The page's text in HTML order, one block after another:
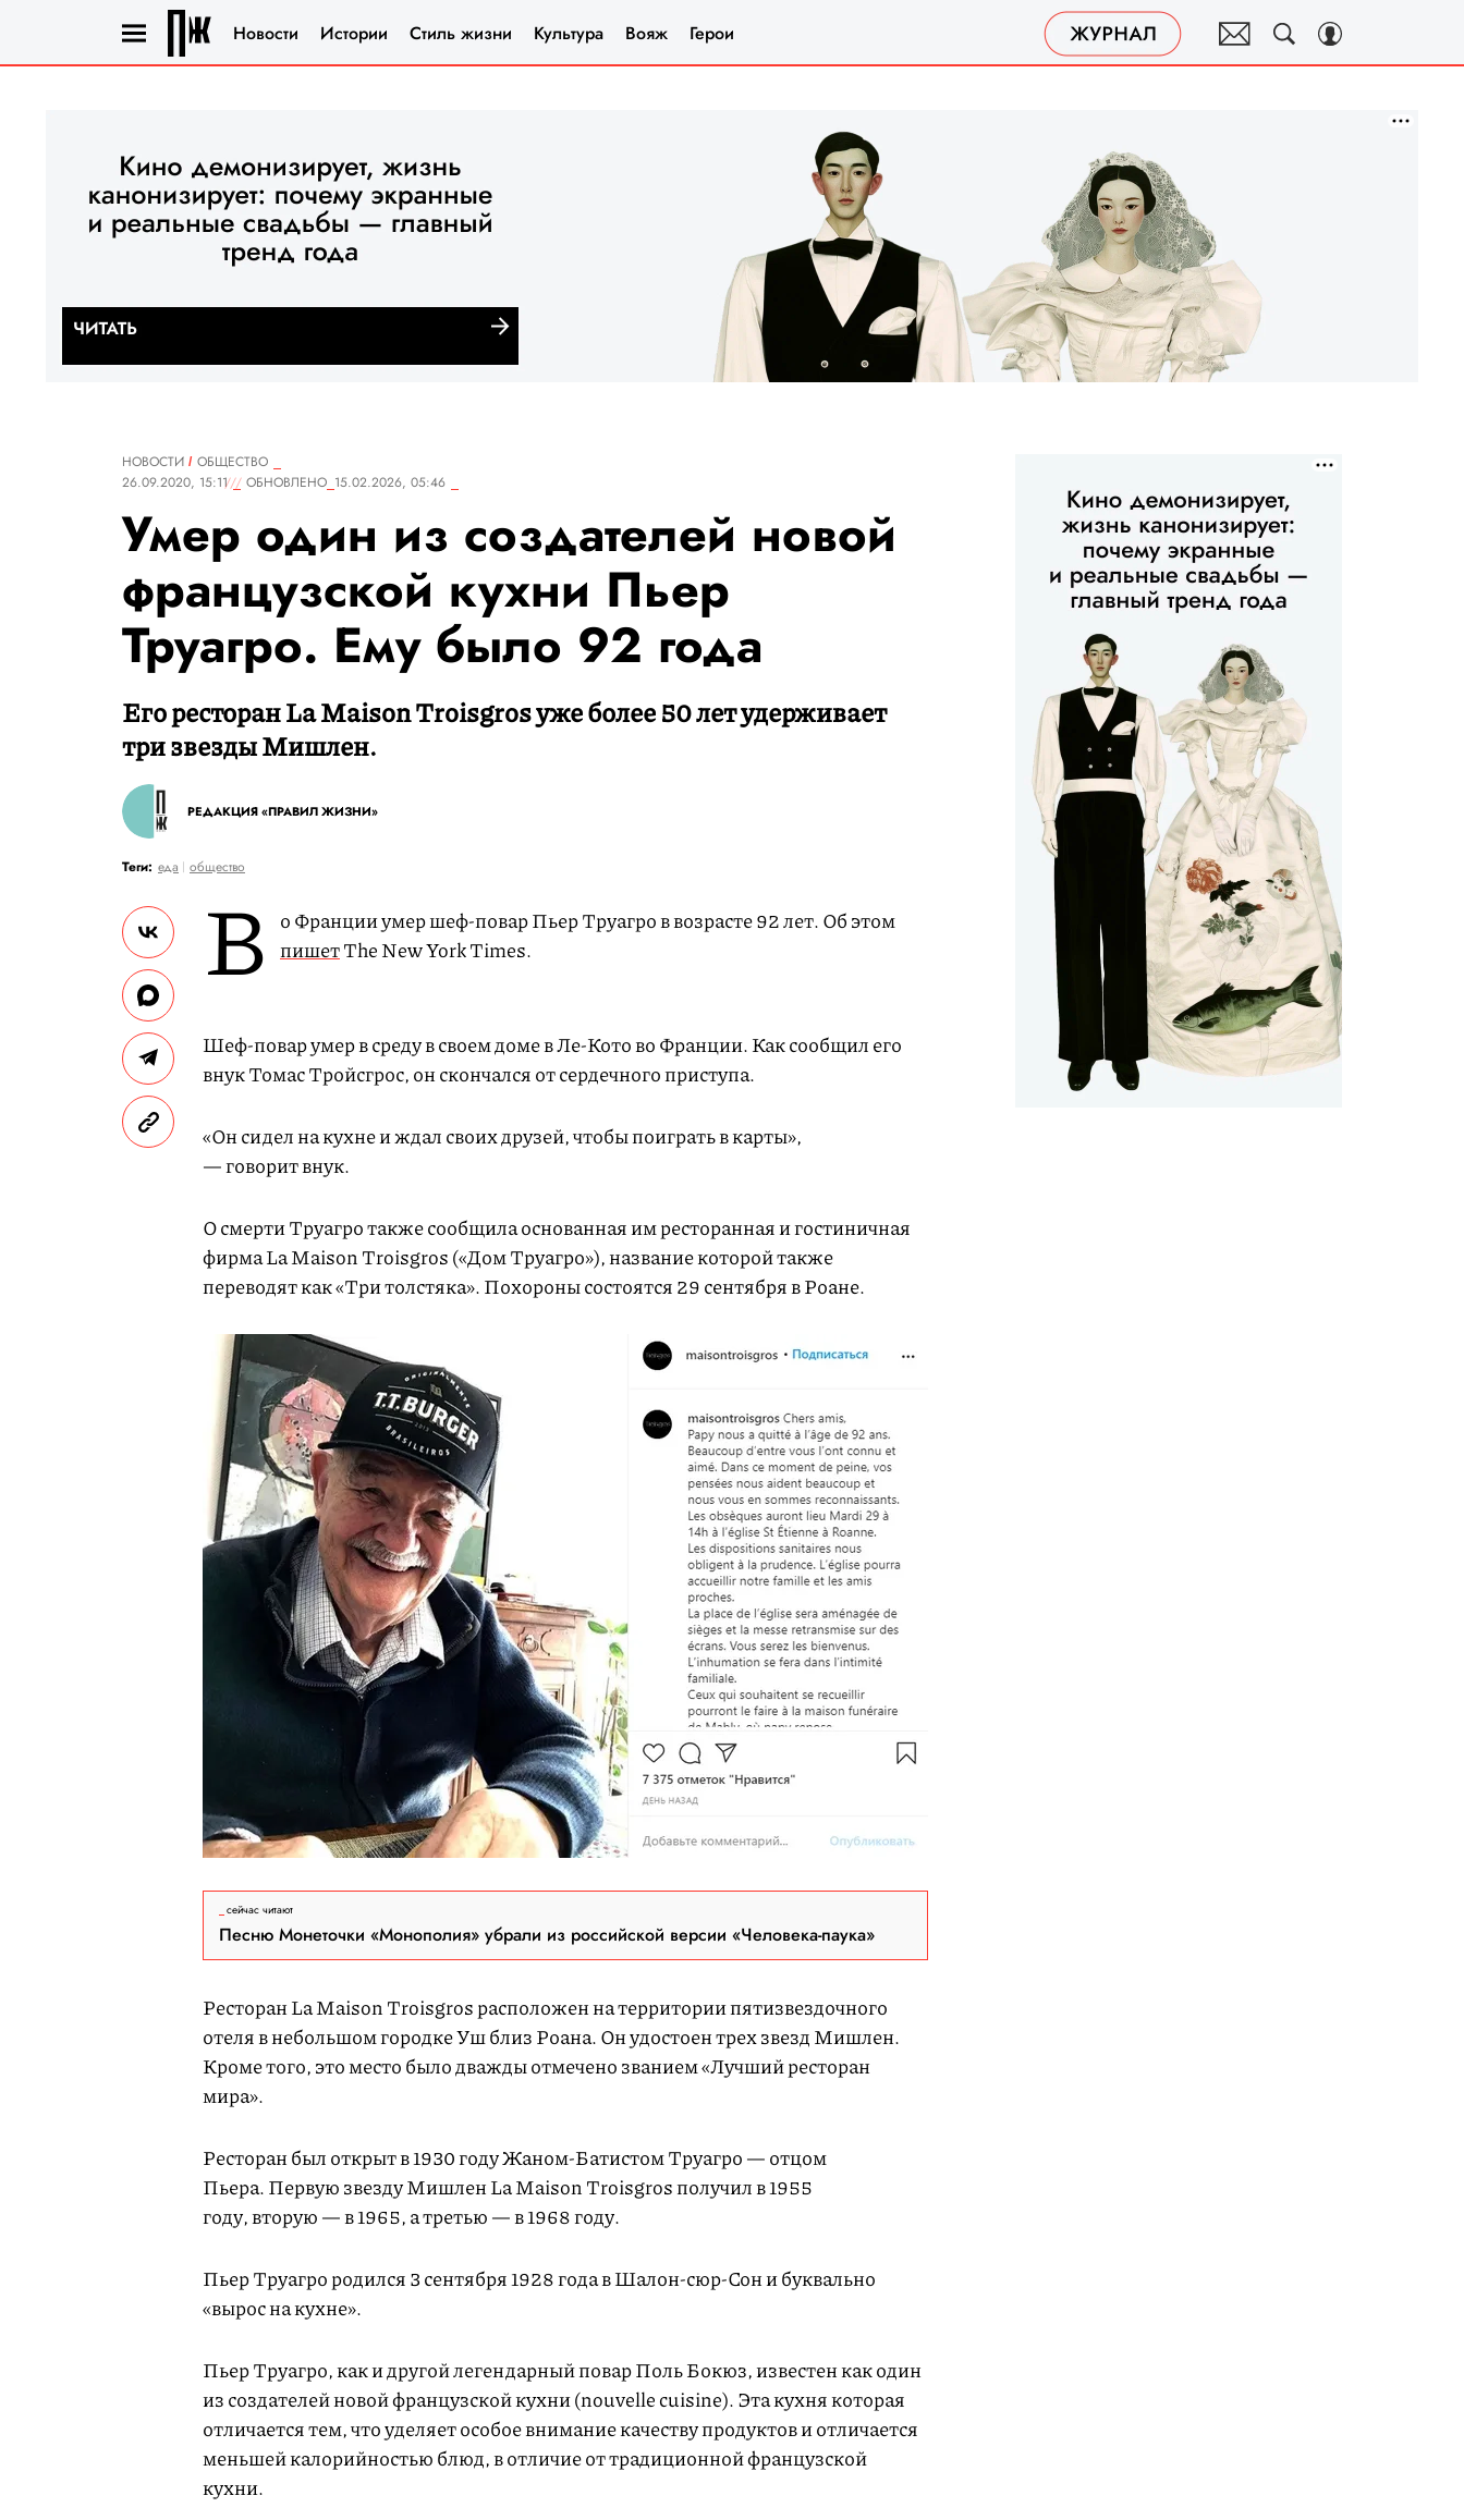
Новости Истории Стиль жизни Культура Вояж Герои
НОВОСТИ
ОБЩЕСТВО
26.09.2020, 15:11
ОБНОВЛЕНО 15.02.2026, 05:46
Умер один из создателей новой
французской кухни Пьер
Труагро. Ему было 92 года
Его ресторан La Maison Troisgros уже более 50 лет удерживает
три звезды Мишлен.
РЕДАКЦИЯ «ПРАВИЛ ЖИЗНИ»
Теги: еда общество
В
о Франции умер шеф-повар Пьер Труагро в возрасте 92 лет. Об этом
пишетThe New York Times.
Шеф-повар умер в среду в своем доме в Ле-Кото во Франции. Как сообщил его
внук Томас Тройсгрос, он скончался от сердечного приступа.
«Он сидел на кухне и ждал своих друзей, чтобы поиграть в карты»,
— говорит внук.
О смерти Труагро также сообщила основанная им ресторанная и гостиничная
фирма La Maison Troisgros («Дом Труагро»), название которой также
переводят как «Три толстяка». Похороны состоятся 29 сентября в Роане.
сейчас читают
Песню Монеточки «Монополия» убрали из российской версии «Человека-паука»
Ресторан La Maison Troisgros расположен на территории пятизвездочного
отеля в небольшом городке Уш близ Роана. Он удостоен трех звезд Мишлен.
Кроме того, это место было дважды отмечено званием «Лучший ресторан
мира».
Ресторан был открыт в 1930 году Жаном-Батистом Труагро — отцом
Пьера. Первую звезду Мишлен La Maison Troisgros получил в 1955
году, вторую — в 1965, а третью — в 1968 году.
Пьер Труагро родился 3 сентября 1928 года в Шалон-сюр-Сон и буквально
«вырос на кухне».
Пьер Труагро, как и другой легендарный повар Поль Бокюз, известен как один
из создателей новой французской кухни (nouvelle cuisine). Эта кухня которая
отличается тем, что уделяет особое внимание качеству продуктов и отличается
меньшей калорийностью блюд, в отличие от традиционной французской
кухни.